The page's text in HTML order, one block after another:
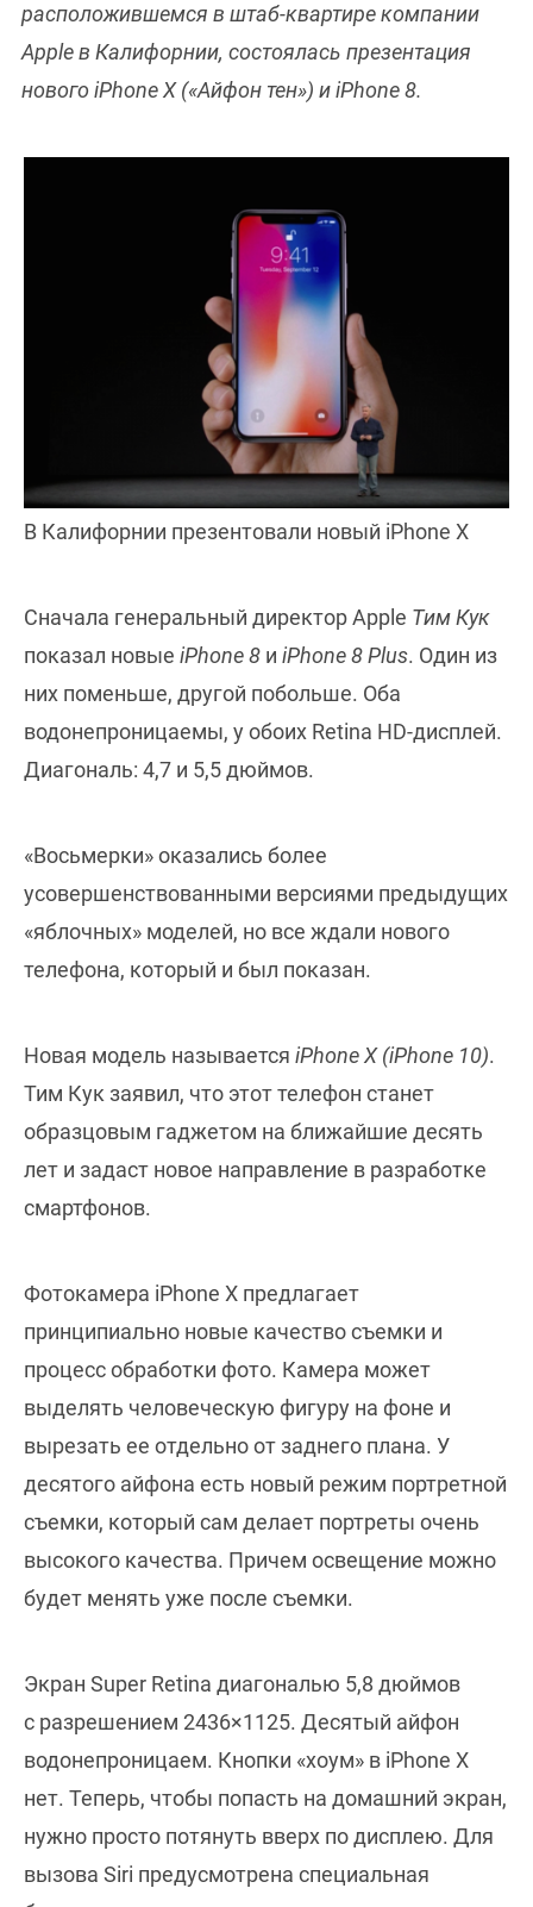
расположившемся в штаб-квартире компании
Apple в Калифорнии, состоялась презентация
нового iPhone X («Айфон тен») и iPhone 8.
В Калифорнии презентовали новый iPhone X
Сначала генеральный директор Apple Тим Кук
показал новые iPhone 8 и iPhone 8 Plus. Один из
них поменьше, другой побольше. Оба
водонепроницаемы, у обоих Retina HD-дисплей.
Диагональ: 4,7 и 5,5 дюймов.
«Восьмерки» оказались более
усовершенствованными версиями предыдущих
«яблочных» моделей, но все ждали нового
телефона, который и был показан.
Новая модель называется iPhone X (iPhone 10).
Тим Кук заявил, что этот телефон станет
образцовым гаджетом на ближайшие десять
лет и задаст новое направление в разработке
смартфонов.
Фотокамера iPhone X предлагает
принципиально новые качество съемки и
процесс обработки фото. Камера может
выделять человеческую фигуру на фоне и
вырезать ее отдельно от заднего плана. У
десятого айфона есть новый режим портретной
съемки, который сам делает портреты очень
высокого качества. Причем освещение можно
будет менять уже после съемки.
Экран Super Retina диагональю 5,8 дюймов
с разрешением 2436×1125. Десятый айфон
водонепроницаем. Кнопки «хоум» в iPhone X
нет. Теперь, чтобы попасть на домашний экран,
нужно просто потянуть вверх по дисплею. Для
вызова Siri предусмотрена специальная